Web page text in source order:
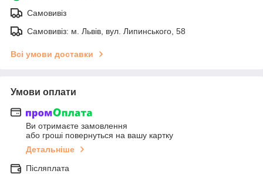
Самовивіз
Самовивіз: м. Львів, вул. Липинського, 58
Всі умови доставки
Умови оплати
Ви отримаєте замовлення
або гроші повернуться на вашу картку
Детальніше
Післяплата